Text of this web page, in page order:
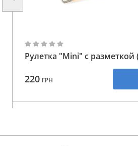
Рулетка "Mini" с разметкой
220 ГРН